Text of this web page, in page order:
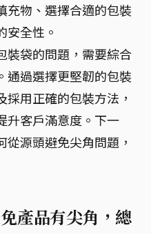
充物、選擇合適的包裝
安全性。
裝袋的問題，需要綜合
。通過選擇更堅韌的包裝
用正確的包裝方法，
升客戶滿意度。下一
源頭避免尖角問題，
產品有尖角，總